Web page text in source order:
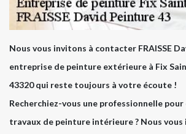
Nous vous invitons à contacter FRAISSE
entreprise de peinture extérieure à Fix
43320 qui reste toujours à votre écoute !
Recherchiez-vous une professionnelle
travaux de peinture intérieure ? Nous vous